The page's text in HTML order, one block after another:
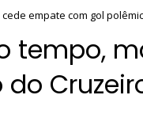
empate com gol
tempo,